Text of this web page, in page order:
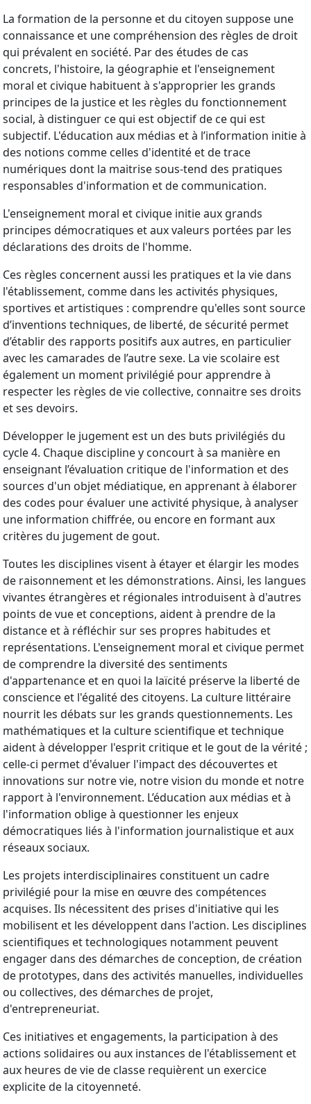
La formation de la personne et du citoyen suppose une
connaissance et une compréhension des règles de droit
qui prévalent en société. Par des études de cas
concrets, l'histoire, la géographie et l'enseignement
moral et civique habituent à s'approprier les grands
principes de la justice et les règles du fonctionnement
social, à distinguer ce qui est objectif de ce qui est
subjectif. L'éducation aux médias et à l’information initie à
des notions comme celles d'identité et de trace
numériques dont la maitrise sous-tend des pratiques
responsables d'information et de communication.
L'enseignement moral et civique initie aux grands
principes démocratiques et aux valeurs portées par les
déclarations des droits de l'homme.
Ces règles concernent aussi les pratiques et la vie dans
l'établissement, comme dans les activités physiques,
sportives et artistiques : comprendre qu'elles sont source
d’inventions techniques, de liberté, de sécurité permet
d’établir des rapports positifs aux autres, en particulier
avec les camarades de l’autre sexe. La vie scolaire est
également un moment privilégié pour apprendre à
respecter les règles de vie collective, connaitre ses droits
et ses devoirs.
Développer le jugement est un des buts privilégiés du
cycle 4. Chaque discipline y concourt à sa manière en
enseignant l’évaluation critique de l'information et des
sources d'un objet médiatique, en apprenant à élaborer
des codes pour évaluer une activité physique, à analyser
une information chiffrée, ou encore en formant aux
critères du jugement de gout.
Toutes les disciplines visent à étayer et élargir les modes
de raisonnement et les démonstrations. Ainsi, les langues
vivantes étrangères et régionales introduisent à d'autres
points de vue et conceptions, aident à prendre de la
distance et à réfléchir sur ses propres habitudes et
représentations. L'enseignement moral et civique permet
de comprendre la diversité des sentiments
d'appartenance et en quoi la laïcité préserve la liberté de
conscience et l'égalité des citoyens. La culture littéraire
nourrit les débats sur les grands questionnements. Les
mathématiques et la culture scientifique et technique
aident à développer l'esprit critique et le gout de la vérité ;
celle-ci permet d'évaluer l'impact des découvertes et
innovations sur notre vie, notre vision du monde et notre
rapport à l'environnement. L’éducation aux médias et à
l'information oblige à questionner les enjeux
démocratiques liés à l'information journalistique et aux
réseaux sociaux.
Les projets interdisciplinaires constituent un cadre
privilégié pour la mise en œuvre des compétences
acquises. Ils nécessitent des prises d'initiative qui les
mobilisent et les développent dans l'action. Les disciplines
scientifiques et technologiques notamment peuvent
engager dans des démarches de conception, de création
de prototypes, dans des activités manuelles, individuelles
ou collectives, des démarches de projet,
d'entrepreneuriat.
Ces initiatives et engagements, la participation à des
actions solidaires ou aux instances de l'établissement et
aux heures de vie de classe requièrent un exercice
explicite de la citoyenneté.